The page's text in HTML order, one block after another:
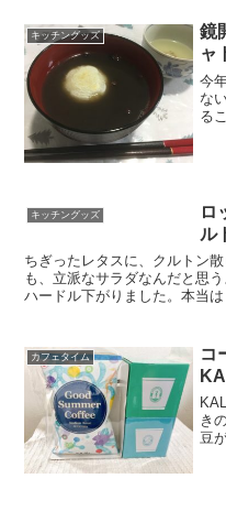
キッチングッズ
鏡
ャ
今
な
る
キッチングッズ
ロ
ル
ちぎったレタスに、クルトン
も、立派なサラダなんだと思
ハードル下がりました。本当
カフェタイム
コ
き
豆